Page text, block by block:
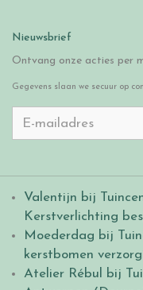
Nieuwsbrief
Ontvang onze acties per
Gegevens slaan we secuur op
Valentijn bij
Kerstverlichting
Moederdag bij
kerstbomen
Atelier Rébul bij